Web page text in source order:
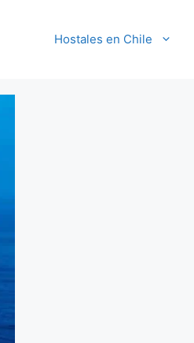
Hostales en Chile